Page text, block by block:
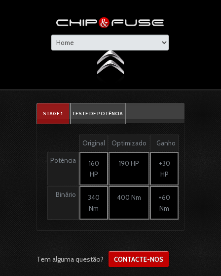
STAGE 1 TESTE DE POTÊNCIA
Original Optimizado Ganho
Potência
160
HP
190 HP
+30
HP
Binário
340
Nm
400 Nm
+60
Nm
Tem alguma questão? CONTACTE-NOS